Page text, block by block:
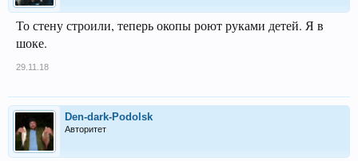
То стену строили, теперь окопы роют руками детей. Я в
шоке.
29.11.18
Den-dark-Podolsk
Авторитет